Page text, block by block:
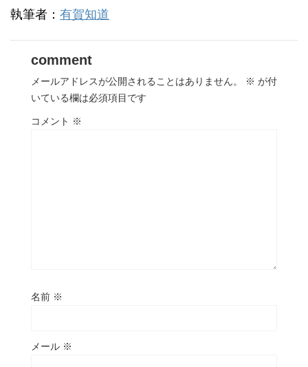
執筆者： 有賀知道
comment
メールアドレスが公開されることはありません。 ※ が付
いている欄は必須項目です
コメント ※
名前 ※
メール ※